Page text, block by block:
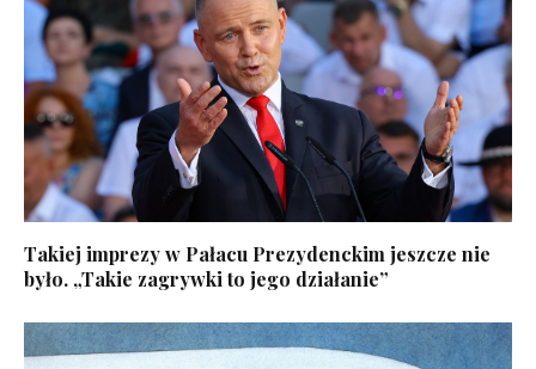
Takiej imprezy w Pałacu Prezydenckim jeszcze nie
było. „Takie zagrywki to jego działanie”